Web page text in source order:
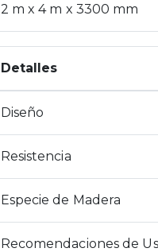
2 m x 4 m x 3300 mm
Detalles
Diseño
Resistencia
Especie de Madera
Recomendaciones de